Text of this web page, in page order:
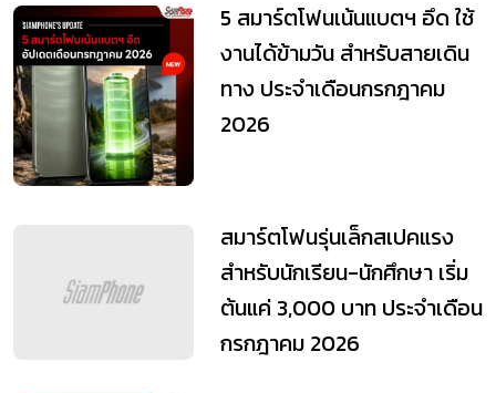
5 สมาร์ตโฟนเน้นแบตฯ อึด ใช้
งานได้ข้ามวัน สำหรับสายเดิน
ทาง ประจำเดือนกรกฎาคม
2026
สมาร์ตโฟนรุ่นเล็กสเปคแรง
สำหรับนักเรียน-นักศึกษา เริ่ม
ต้นแค่ 3,000 บาท ประจำเดือน
กรกฎาคม 2026